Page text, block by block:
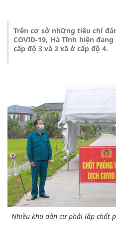
Trên cơ sở những tiêu chí
COVID-19, Hà Tĩnh hiện
cấp độ 3 và 2 xã ở cấp độ 4.
Nhiều khu dân cư phải lập chốt